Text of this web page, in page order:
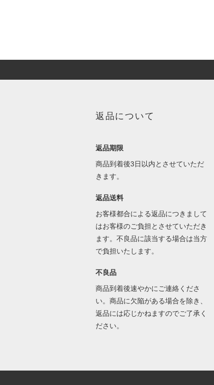
返品について
返品期限
商品到着後3日以内とさせていただ
きます。
返品送料
お客様都合による返品につきまして
はお客様のご負担とさせていただき
ます。不良品に該当する場合は当方
で負担いたします。
不良品
商品到着後速やかにご連絡くださ
い。商品に欠陥がある場合を除き、
返品には応じかねますのでご了承く
ださい。